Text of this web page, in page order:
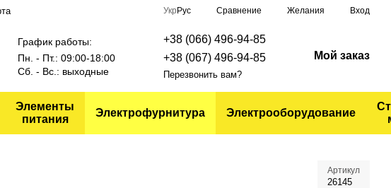
Укр Рус Сравнение Желания Вход
График работы:
Пн. - Пт.: 09:00-18:00
Сб. - Вс.: выходные
+38 (066) 496-94-85
+38 (067) 496-94-85
Перезвонить вам?
Мой заказ
Элементы
питания
Электрофурнитура Электрооборудование
Артикул
26145